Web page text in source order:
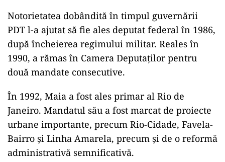
Notorietatea dobândită în timpul guvernării
PDT l-a ajutat să fie ales deputat federal în 1986,
după încheierea regimului militar. Reales în
1990, a rămas în Camera Deputaților pentru
două mandate consecutive.
În 1992, Maia a fost ales primar al Rio de
Janeiro. Mandatul său a fost marcat de proiecte
urbane importante, precum Rio-Cidade, Favela-
Bairro și Linha Amarela, precum și de o reformă
administrativă semnificativă.